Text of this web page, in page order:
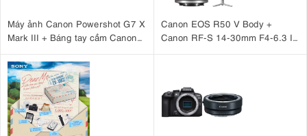
Máy ảnh Canon Powershot G7 X
Mark III + Báng tay cầm Canon
Canon EOS R50 V Body +
Canon RF-S 14-30mm F4-6.3 IS